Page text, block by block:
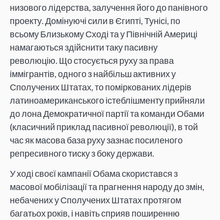
низового лідерства, залучення його до панівного
проекту. Домінуючі сили в Єгипті, Тунісі, по
всьому Близькому Сході та у Північній Америці
намагаються здійснити таку пасивну
революцію. Що стосується руху за права
іммігрантів, одного з найбільш активних у
Сполучених Штатах, то поміркованих лідерів
латиноамериканського істеблішменту прийняли
до лона Демократичної партії та команди Обами
(класичний приклад пасивної революції), в той
час як масова база руху зазнає посиленого
репресивного тиску з боку держави.
У ході своєї кампанії Обама скористався з
масової мобілізації та прагнення народу до змін,
небачених у Сполучених Штатах протягом
багатьох років, і навіть сприяв поширенню